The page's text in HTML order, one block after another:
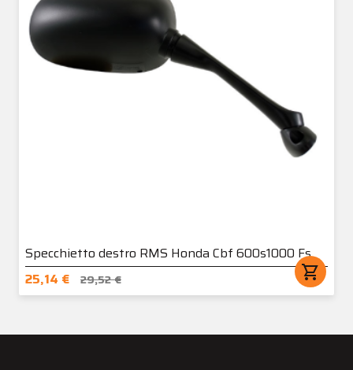
Specchietto destro RMS Honda Cbf 600s1000 Fs
25,14 €
29,52 € shopping_cart